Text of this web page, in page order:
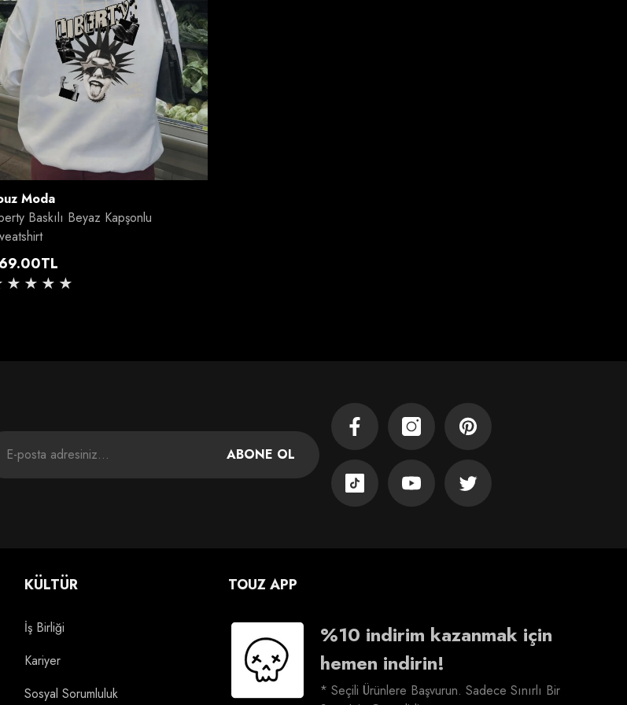
Moda
Baskılı Beyaz Kapşonlu
ABONE OL
FacebookInstagramPinterest
TikTok YouTube Twitter
KÜLTÜR
İş Birliği
Kariyer
Sosyal Sorumluluk
TOUZ APP
%10 indirim kazanmak için
hemen indirin!
* Seçili Ürünlere Başvurun. Sadece Sınırlı Bir